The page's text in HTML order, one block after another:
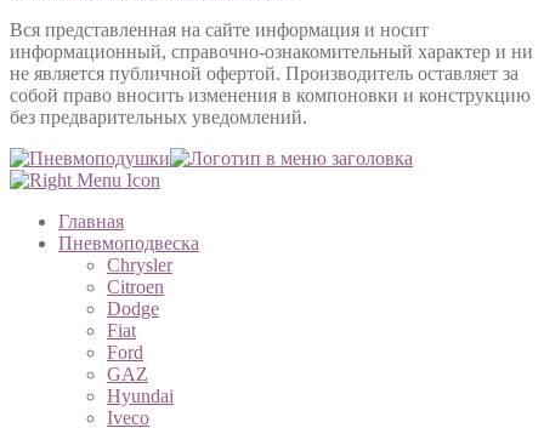
Вся представленная на сайте информация и носит
информационный, справочно-ознакомительный характер и ни
не является публичной офертой. Производитель оставляет за
собой право вносить изменения в компоновки и конструкцию
без предварительных уведомлений.
Главная
Пневмоподвеска
Chrysler
Citroen
Dodge
Fiat
Ford
GAZ
Hyundai
Iveco